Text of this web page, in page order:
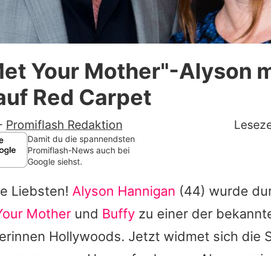
Impressum
Datenschutzerklärung
Nutzungsbedingungen
Utiq verwalten
Your Mother"-Alyson
Red Carpet
Promiflash Redaktion
Damit du die spannendsten
Promiflash-News auch bei
Google siehst.
Liebsten! Alyson Hannigan (44) wurde
Mother und Buffy zu einer der
Hollywoods. Jetzt widmet sich die